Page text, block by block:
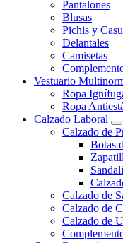
Pantalones
Blusas
Pichis y
Delantales
Camisetas
Vestuario
Ropa
Ropa
Calzado Laboral
Calzado de
Botas
Calzado de
Calzado de
Calzado de